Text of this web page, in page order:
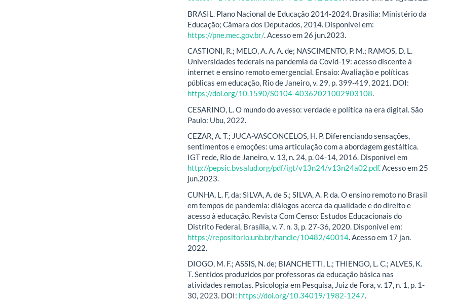
BRASIL. Plano Nacional de Educação 2014-2024. Brasília: Ministério da
Educação; Câmara dos Deputados, 2014. Disponível em:
https://pne.mec.gov.br/. Acesso em 26 jun.2023.
CASTIONI, R.; MELO, A. A. A. de; NASCIMENTO, P. M.; RAMOS, D. L.
Universidades federais na pandemia da Covid-19: acesso discente à
internet e ensino remoto emergencial. Ensaio: Avaliação e políticas
públicas em educação, Rio de Janeiro, v. 29, p. 399-419, 2021. DOI:
https://doi.org/10.1590/S0104-40362021002903108.
CESARINO, L. O mundo do avesso: verdade e política na era digital. São
Paulo: Ubu, 2022.
CEZAR, A. T.; JUCA-VASCONCELOS, H. P. Diferenciando sensações,
sentimentos e emoções: uma articulação com a abordagem gestáltica.
IGT rede, Rio de Janeiro, v. 13, n. 24, p. 04-14, 2016. Disponível em
http://pepsic.bvsalud.org/pdf/igt/v13n24/v13n24a02.pdf. Acesso em 25
jun.2023.
CUNHA, L. F, da; SILVA, A. de S.; SILVA, A. P. da. O ensino remoto no Brasil
em tempos de pandemia: diálogos acerca da qualidade e do direito e
acesso à educação. Revista Com Censo: Estudos Educacionais do
Distrito Federal, Brasília, v. 7, n. 3, p. 27-36, 2020. Disponível em:
https://repositorio.unb.br/handle/10482/40014 . Acesso em 17 jan.
2022.
DIOGO, M. F.; ASSIS, N. de; BIANCHETTI, L.; THIENGO, L. C.; ALVES, K.
T. Sentidos produzidos por professoras da educação básica nas
atividades remotas. Psicologia em Pesquisa, Juiz de Fora, v. 17, n. 1, p. 1-
30, 2023. DOI: https://doi.org/10.34019/1982-1247.